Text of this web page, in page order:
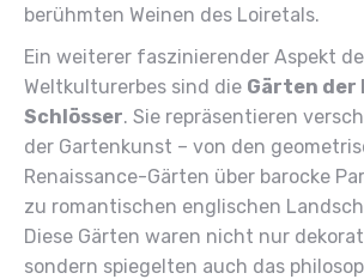
berühmten Weinen des Loiretals.
Ein weiterer faszinierender Aspekt
Weltkulturerbes sind die Gärten der
Schlösser. Sie repräsentieren
der Gartenkunst – von den
Renaissance-Gärten über barocke
zu romantischen englischen
Diese Gärten waren nicht nur
sondern spiegelten auch das